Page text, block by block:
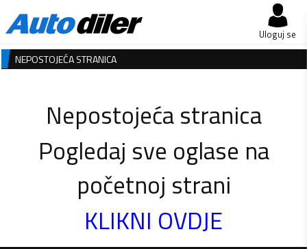
Uloguj se
NEPOSTOJEĆA STRANICA
Nepostojeća stranica
Pogledaj sve oglase na
početnoj strani
KLIKNI OVDJE